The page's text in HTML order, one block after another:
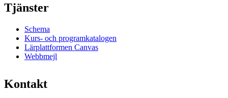
Tjänster
Schema
Kurs- och programkatalogen
Lärplattformen Canvas
Webbmejl
Kontakt